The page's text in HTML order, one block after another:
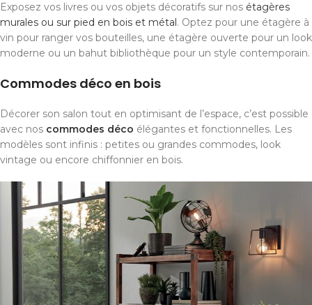
Exposez vos livres ou vos objets décoratifs sur nos étagères
murales ou sur pied en bois et métal. Optez pour une étagère à
vin pour ranger vos bouteilles, une étagère ouverte pour un look
moderne ou un bahut bibliothèque pour un style contemporain.
Commodes déco en bois
Décorer son salon tout en optimisant de l’espace, c’est possible
avec nos commodes déco élégantes et fonctionnelles. Les
modèles sont infinis : petites ou grandes commodes, look
vintage ou encore chiffonnier en bois.